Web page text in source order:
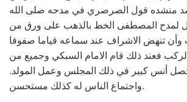
منشده قول الصرصري في مدحه صلى الله
لمدح المصطفى الخط بالذهب على ورق من
تنهض الاشراف عند سماعه قياما صفوفا
فعند ذلك قام الامام السبكي وجميع من
أنس كبير في ذلك المجلس وعمل المولد.
واجتماع الناس له كذلك مستحسن.